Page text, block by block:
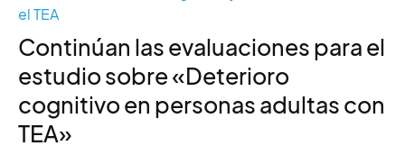
el TEA
Continúan las evaluaciones para el
estudio sobre «Deterioro
cognitivo en personas adultas con
TEA»